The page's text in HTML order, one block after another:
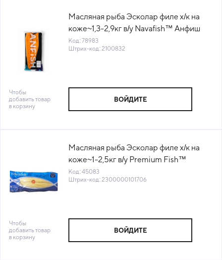
Масляная рыба Эсколар филе х/к на
коже~1,3-2,9кг в/у Navafish™ Анфиш
Россия (КОД 78983) (-18°С)
Код: 78983
Штрих-код: 2100832
Чтобы
добавить товар
в корзину
ВОЙДИТЕ
Масляная рыба Эсколар филе х/к на
коже~1-2,5кг в/у Premium Fish™
Севилия Россия (КОД 45083) (-18°С)
Код: 45083
Штрих-код: 2300000101706
Чтобы
добавить товар
в корзину
ВОЙДИТЕ